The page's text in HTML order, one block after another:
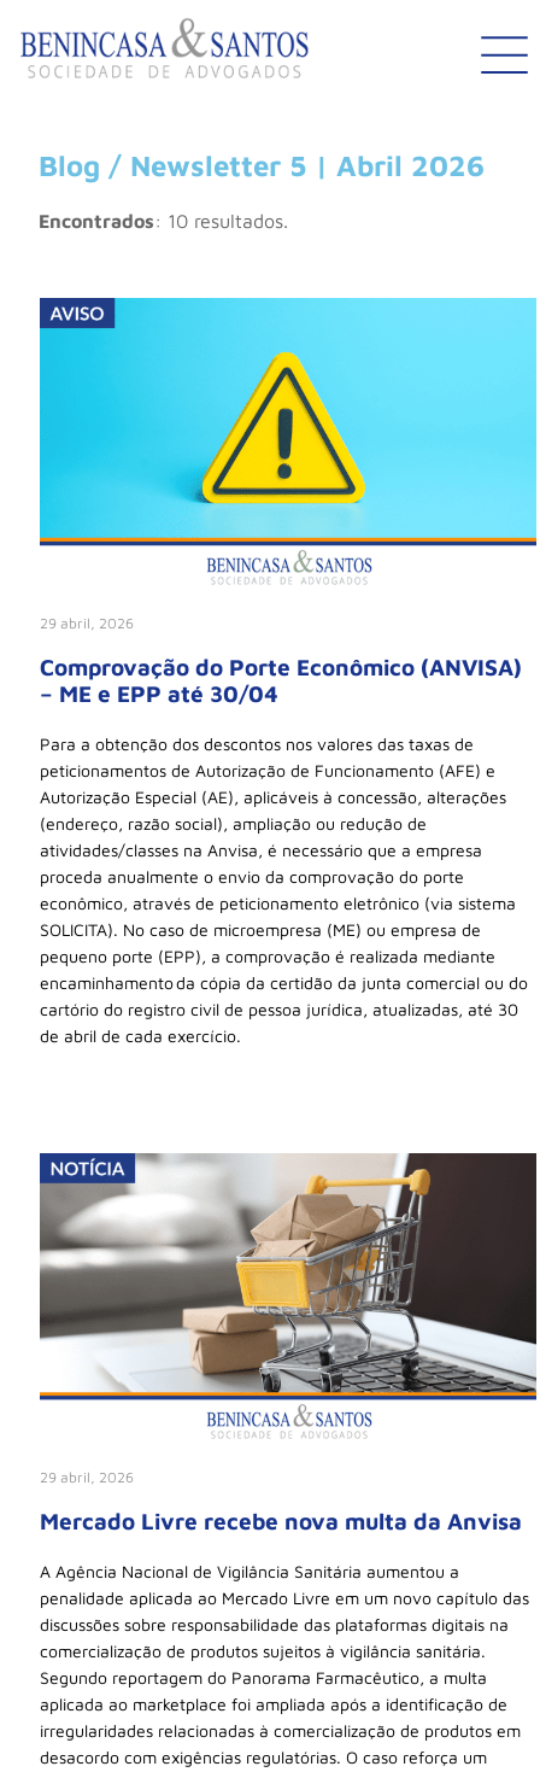
Blog / Newsletter 5 | Abril 2026
Encontrados: 10 resultados.
29 abril, 2026
Comprovação do Porte Econômico (ANVISA)
– ME e EPP até 30/04
Para a obtenção dos descontos nos valores das taxas de
peticionamentos de Autorização de Funcionamento (AFE) e
Autorização Especial (AE), aplicáveis à concessão, alterações
(endereço, razão social), ampliação ou redução de
atividades/classes na Anvisa, é necessário que a empresa
proceda anualmente o envio da comprovação do porte
econômico, através de peticionamento eletrônico (via sistema
SOLICITA). No caso de microempresa (ME) ou empresa de
pequeno porte (EPP), a comprovação é realizada mediante
encaminhamento da cópia da certidão da junta comercial ou do
cartório do registro civil de pessoa jurídica, atualizadas, até 30
de abril de cada exercício.
29 abril, 2026
Mercado Livre recebe nova multa da Anvisa
A Agência Nacional de Vigilância Sanitária aumentou a
penalidade aplicada ao Mercado Livre em um novo capítulo das
discussões sobre responsabilidade das plataformas digitais na
comercialização de produtos sujeitos à vigilância sanitária.
Segundo reportagem do Panorama Farmacêutico, a multa
aplicada ao marketplace foi ampliada após a identificação de
irregularidades relacionadas à comercialização de produtos em
desacordo com exigências regulatórias. O caso reforça um